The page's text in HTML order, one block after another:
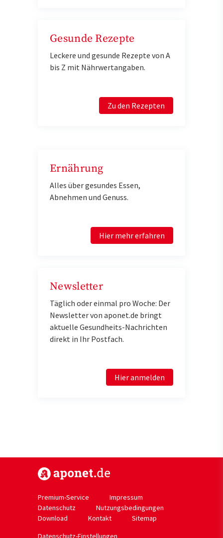
Gesunde Rezepte
Leckere und gesunde Rezepte von A
bis Z mit Nährwertangaben.
Zu den Rezepten
Ernährung
Alles über gesundes Essen,
Abnehmen und Genuss.
Hier mehr erfahren
Newsletter
Täglich oder einmal pro Woche: Der
Newsletter von aponet.de bringt
aktuelle Gesundheits-Nachrichten
direkt in Ihr Postfach.
Hier anmelden
Premium-Service
Impressum
Datenschutz
Nutzungsbedingungen
Download
Kontakt
Sitemap
Datenschutz-Einstellungen